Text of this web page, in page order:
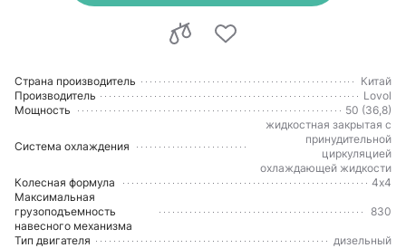
Страна производитель
Китай
Производитель
Lovol
Мощность
50 (36,8)
Система охлаждения
жидкостная закрытая с
принудительной
циркуляцией
охлаждающей жидкости
Колесная формула
4х4
Максимальная
грузоподъемность
навесного механизма
830
Тип двигателя дизельный